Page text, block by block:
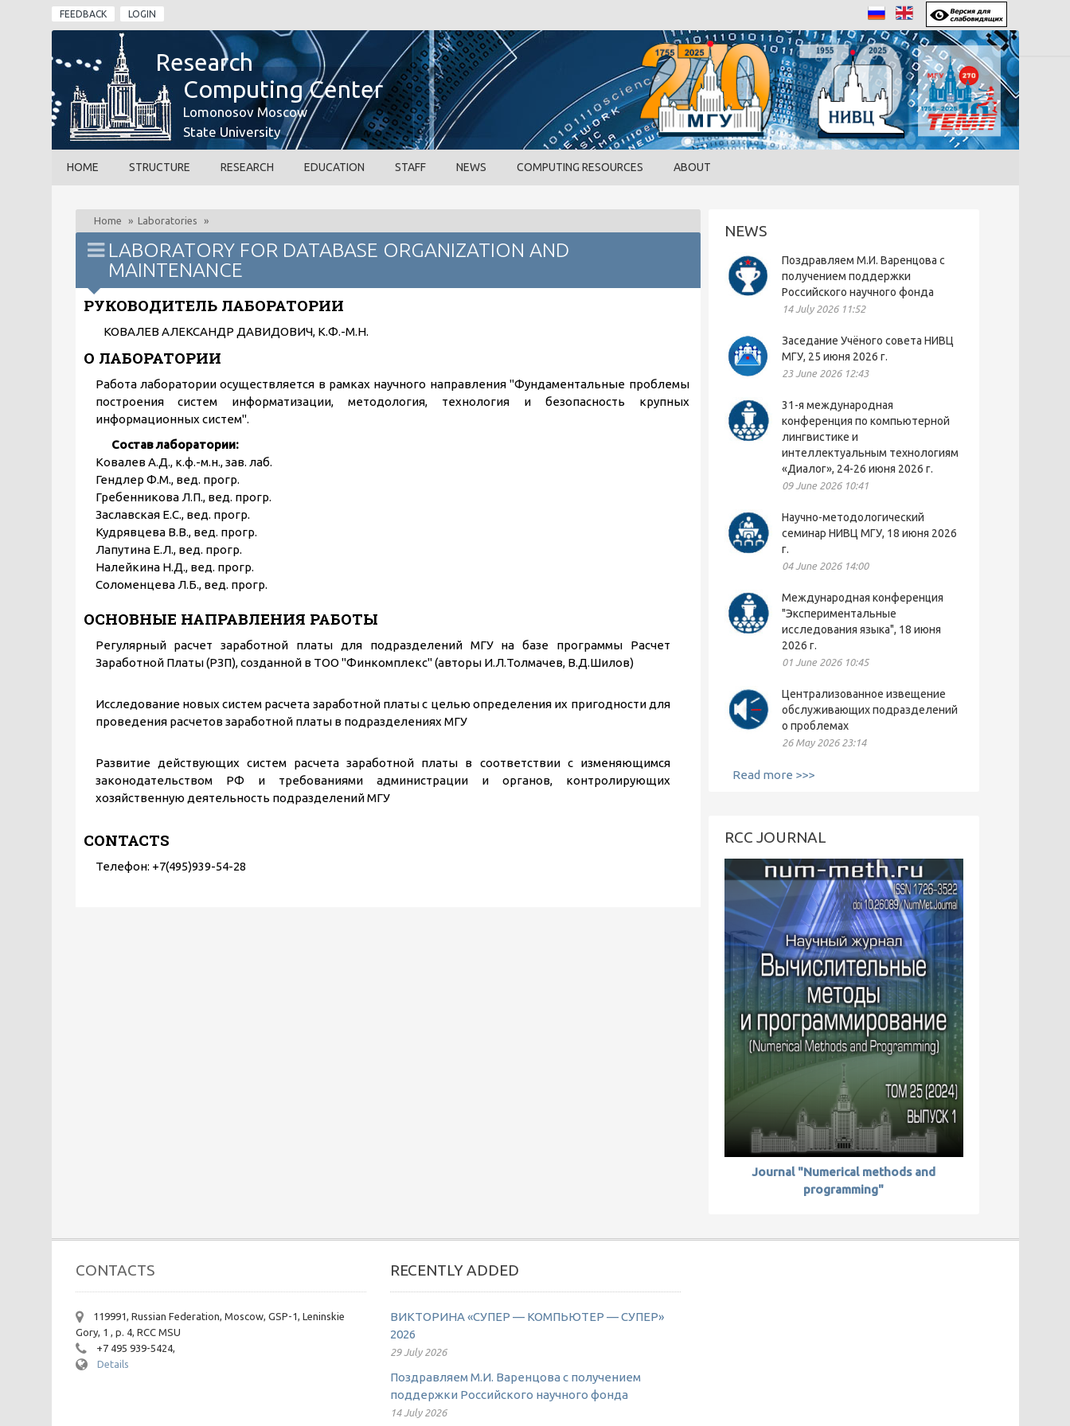
Skip to main content
FEEDBACK LOGIN
Research
Computing Center
Lomonosov Moscow
State University
HOME STRUCTURE RESEARCH EDUCATION STAFF NEWS COMPUTING RESOURCES ABOUT
Home » Laboratories »
LABORATORY FOR DATABASE ORGANIZATION AND
MAINTENANCE
РУКОВОДИТЕЛЬ ЛАБОРАТОРИИ
КОВАЛЕВ АЛЕКСАНДР ДАВИДОВИЧ, К.Ф.-М.Н.
О ЛАБОРАТОРИИ
Работа лаборатории осуществляется в рамках научного направления "Фундаментальные проблемы
построения систем информатизации, методология, технология и безопасность крупных
информационных систем".
Состав лаборатории:
Ковалев А.Д., к.ф.-м.н., зав. лаб.
Гендлер Ф.М., вед. прогр.
Гребенникова Л.П., вед. прогр.
Заславская Е.С., вед. прогр.
Кудрявцева В.В., вед. прогр.
Лапутина Е.Л., вед. прогр.
Налейкина Н.Д., вед. прогр.
Соломенцева Л.Б., вед. прогр.
ОСНОВНЫЕ НАПРАВЛЕНИЯ РАБОТЫ
Регулярный расчет заработной платы для подразделений МГУ на базе программы Расчет
Заработной Платы (РЗП), созданной в ТОО "Финкомплекс" (авторы И.Л.Толмачев, В.Д.Шилов)
Исследование новых систем расчета заработной платы с целью определения их пригодности для
проведения расчетов заработной платы в подразделениях МГУ
Развитие действующих систем расчета заработной платы в соответствии с изменяющимся
законодательством РФ и требованиями администрации и органов, контролирующих
хозяйственную деятельность подразделений МГУ
CONTACTS
Телефон: +7(495)939-54-28
NEWS
Поздравляем М.И. Варенцова с
получением поддержки
Российского научного фонда
14 July 2026 11:52
Заседание Учёного совета НИВЦ
МГУ, 25 июня 2026 г.
23 June 2026 12:43
31-я международная
конференция по компьютерной
лингвистике и
интеллектуальным технологиям
«Диалог», 24-26 июня 2026 г.
09 June 2026 10:41
Научно-методологический
семинар НИВЦ МГУ, 18 июня 2026
г.
04 June 2026 14:00
Международная конференция
"Экспериментальные
исследования языка", 18 июня
2026 г.
01 June 2026 10:45
Централизованное извещение
обслуживающих подразделений
о проблемах
26 May 2026 23:14
Read more >>>
RCC JOURNAL
Journal "Numerical methods and
programming"
CONTACTS
119991, Russian Federation, Moscow, GSP-1, Leninskie
Gory, 1 , p. 4, RCC MSU
+7 495 939-5424,
Details
RECENTLY ADDED
ВИКТОРИНА «СУПЕР — КОМПЬЮТЕР — СУПЕР»
2026
29 July 2026
Поздравляем М.И. Варенцова с получением
поддержки Российского научного фонда
14 July 2026